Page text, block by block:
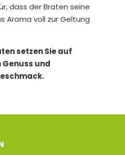
dass der Braten seine
Aroma voll zur Geltung
setzen Sie auf
und